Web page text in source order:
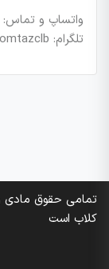
واتساپ و تماس: 09306412317
تلگرام: momtazclb@
تمامی حقوق مادی
کلاب است